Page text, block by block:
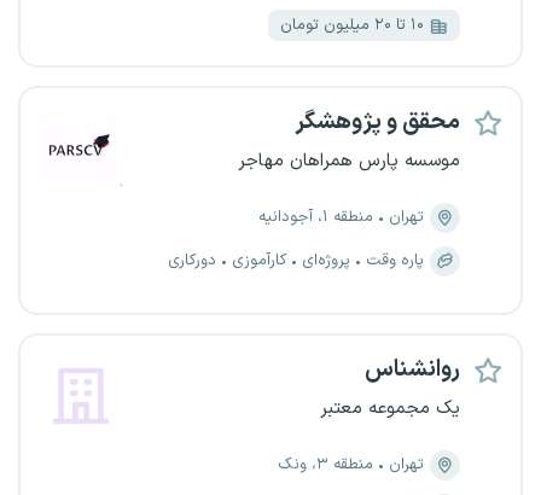
۱۰ تا ۲۰ میلیون تومان
محقق و پژوهشگر
موسسه پارس همراهان مهاجر
تهران
منطقه ۱، آجودانیه
پاره وقت
پروژه‌ای کارآموزی دورکاری
روانشناس
یک مجموعه معتبر
تهران
منطقه ۳، ونک